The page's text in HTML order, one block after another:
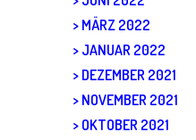
MÄRZ 2022
JANUAR 2022
DEZEMBER 2021
NOVEMBER 2021
OKTOBER 2021